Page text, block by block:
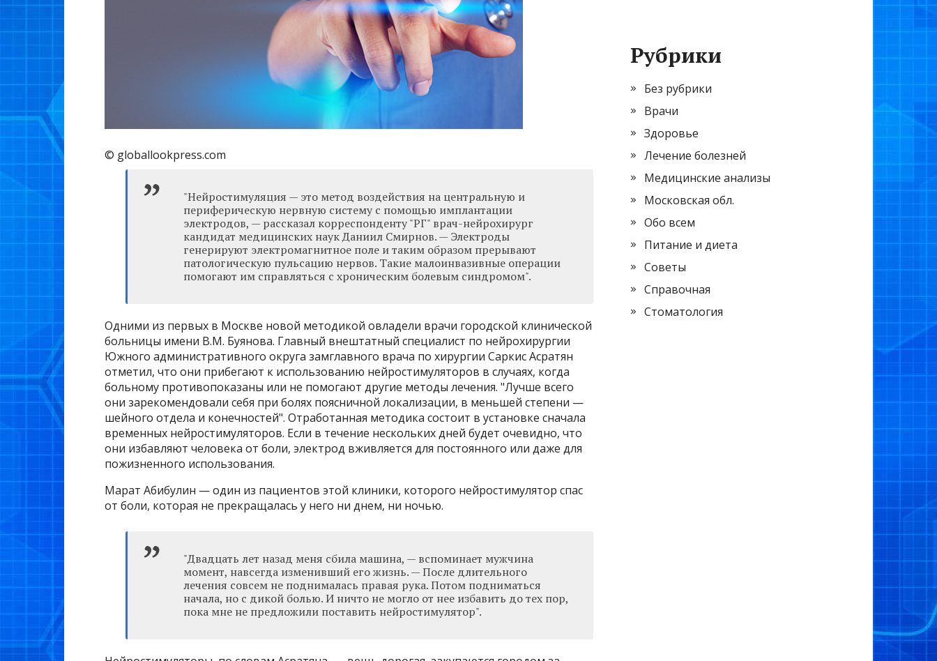
© globallookpress.com
"Нейростимуляция — это метод воздействия на центральную и
периферическую нервную систему с помощью имплантации
электродов, — рассказал корреспонденту "РГ" врач-нейрохирург
кандидат медицинских наук Даниил Смирнов. — Электроды
генерируют электромагнитное поле и таким образом прерывают
патологическую пульсацию нервов. Такие малоинвазивные операции
помогают им справляться с хроническим болевым синдромом".
Одними из первых в Москве новой методикой овладели врачи городской клинической
больницы имени В.М. Буянова. Главный внештатный специалист по нейрохирургии
Южного административного округа замглавного врача по хирургии Саркис Асратян
отметил, что они прибегают к использованию нейростимуляторов в случаях, когда
больному противопоказаны или не помогают другие методы лечения. "Лучше всего
они зарекомендовали себя при болях поясничной локализации, в меньшей степени —
шейного отдела и конечностей". Отработанная методика состоит в установке сначала
временных нейростимуляторов. Если в течение нескольких дней будет очевидно, что
они избавляют человека от боли, электрод вживляется для постоянного или даже для
пожизненного использования.
Марат Абибулин — один из пациентов этой клиники, которого нейростимулятор спас
от боли, которая не прекращалась у него ни днем, ни ночью.
"Двадцать лет назад меня сбила машина, — вспоминает мужчина
момент, навсегда изменивший его жизнь. — После длительного
лечения совсем не поднималась правая рука. Потом подниматься
начала, но с дикой болью. И ничто не могло от нее избавить до тех пор,
пока мне не предложили поставить нейростимулятор".
Рубрики
Без рубрики
Врачи
Здоровье
Лечение болезней
Медицинские анализы
Московская обл.
Обо всем
Питание и диета
Советы
Справочная
Стоматология